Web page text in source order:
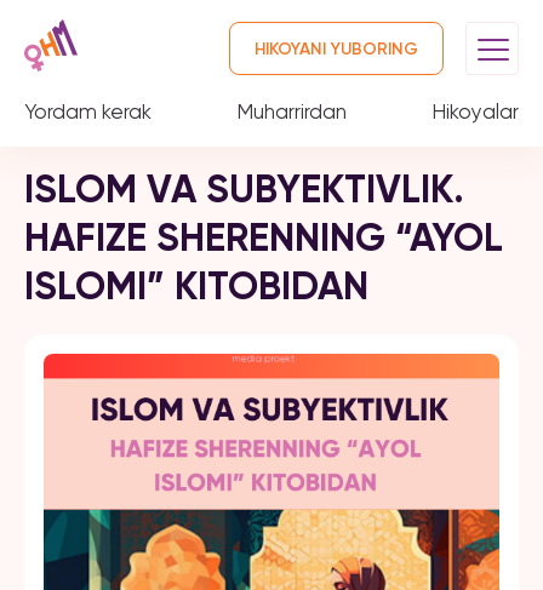
Yordam kerak Muharrirdan Hikoyalar
HIKOYANI YUBORING
ISLOM VA SUBYEKTIVLIK.
HAFIZE SHERENNING “AYOL
ISLOMI” KITOBIDAN